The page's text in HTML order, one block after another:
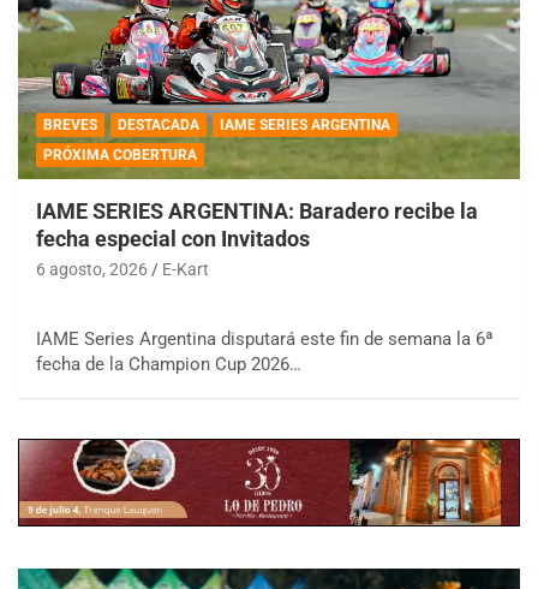
BREVES DESTACADA
IAME SERIES ARGENTINA
PRÓXIMA COBERTURA
IAME SERIES ARGENTINA: Baradero recibe la
fecha especial con Invitados
6 agosto, 2026 E-Kart
IAME Series Argentina disputará este fin de semana la 6ª
fecha de la Champion Cup 2026…